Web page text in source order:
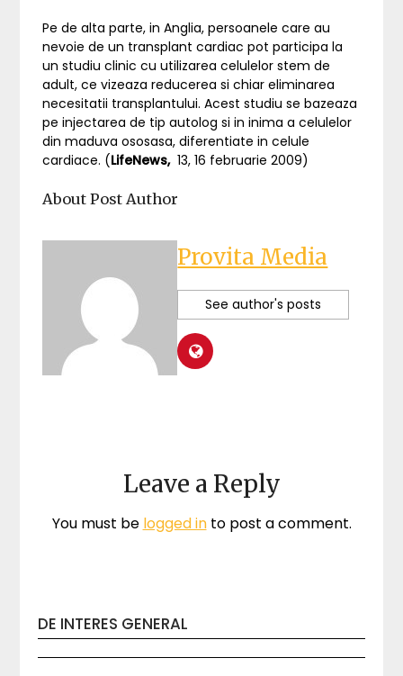
Pe de alta parte, in Anglia, persoanele care au
nevoie de un transplant cardiac pot participa la
un studiu clinic cu utilizarea celulelor stem de
adult, ce vizeaza reducerea si chiar eliminarea
necesitatii transplantului. Acest studiu se bazeaza
pe injectarea de tip autolog si in inima a celulelor
din maduva ososasa, diferentiate in celule
cardiace. (LifeNews, 13, 16 februarie 2009)
About Post Author
Provita Media
See author's posts
Leave a Reply
You must be logged into post a comment.
DE INTERES GENERAL